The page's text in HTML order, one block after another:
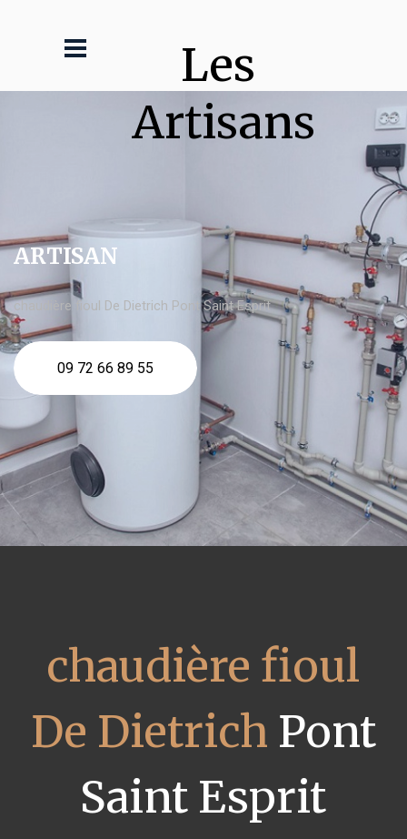
Les
Artisans
ARTISAN
chaudière fioul De Dietrich Pont Saint Esprit
09 72 66 89 55
chaudière fioul
De Dietrich Pont
Saint Esprit